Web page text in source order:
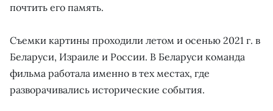
почтить его память.
Съемки картины проходили летом и осенью 2021 г. в
Беларуси, Израиле и России. В Беларуси команда
фильма работала именно в тех местах, где
разворачивались исторические события.